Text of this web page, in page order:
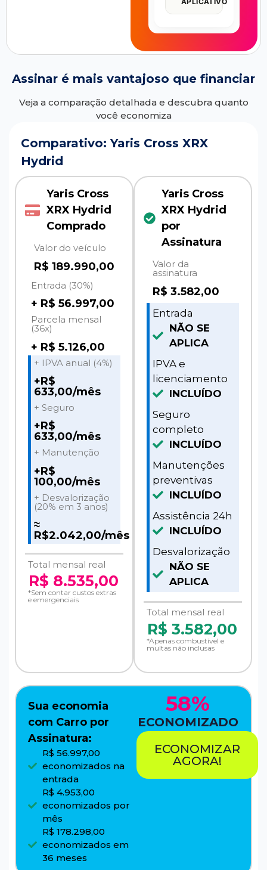
Assinar é mais vantajoso que financiar
Veja a comparação detalhada e descubra quanto
você economiza
Comparativo: Yaris Cross XRX
Hydrid
Yaris Cross
XRX Hydrid
Comprado
Valor do veículo
R$ 189.990,00
Entrada (30%)
+ R$ 56.997,00
Parcela mensal
(36x)
+ R$ 5.126,00
+ IPVA anual (4%)
+R$
633,00/mês
+ Seguro
+R$
633,00/mês
+ Manutenção
+R$
100,00/mês
+ Desvalorização
(20% em 3 anos)
≈
R$2.042,00/mês
Total mensal real
R$ 8.535,00
*Sem contar custos extras
e emergenciais
Yaris Cross
XRX Hydrid
por
Assinatura
Valor da
assinatura
R$ 3.582,00
Entrada
NÃO SE
APLICA
IPVA e
licenciamento
INCLUÍDO
Seguro
completo
INCLUÍDO
Manutenções
preventivas
INCLUÍDO
Assistência 24h
INCLUÍDO
Desvalorização
NÃO SE
APLICA
Total mensal real
R$ 3.582,00
*Apenas combustível e
multas não inclusas
Sua economia
com Carro por
Assinatura:
R$ 56.997,00
economizados na
entrada
R$ 4.953,00
economizados por
mês
R$ 178.298,00
economizados em
36 meses
58%
ECONOMIZADO
ECONOMIZAR
AGORA!